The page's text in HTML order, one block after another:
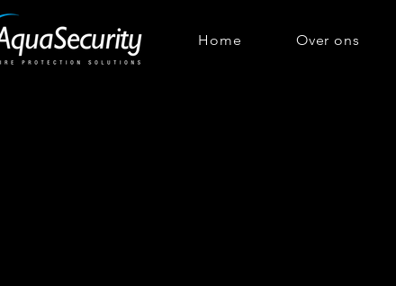
Home Over ons